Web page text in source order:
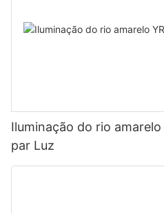
Iluminação do rio
par Luz